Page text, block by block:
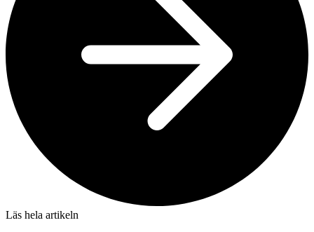
Läs hela artikeln